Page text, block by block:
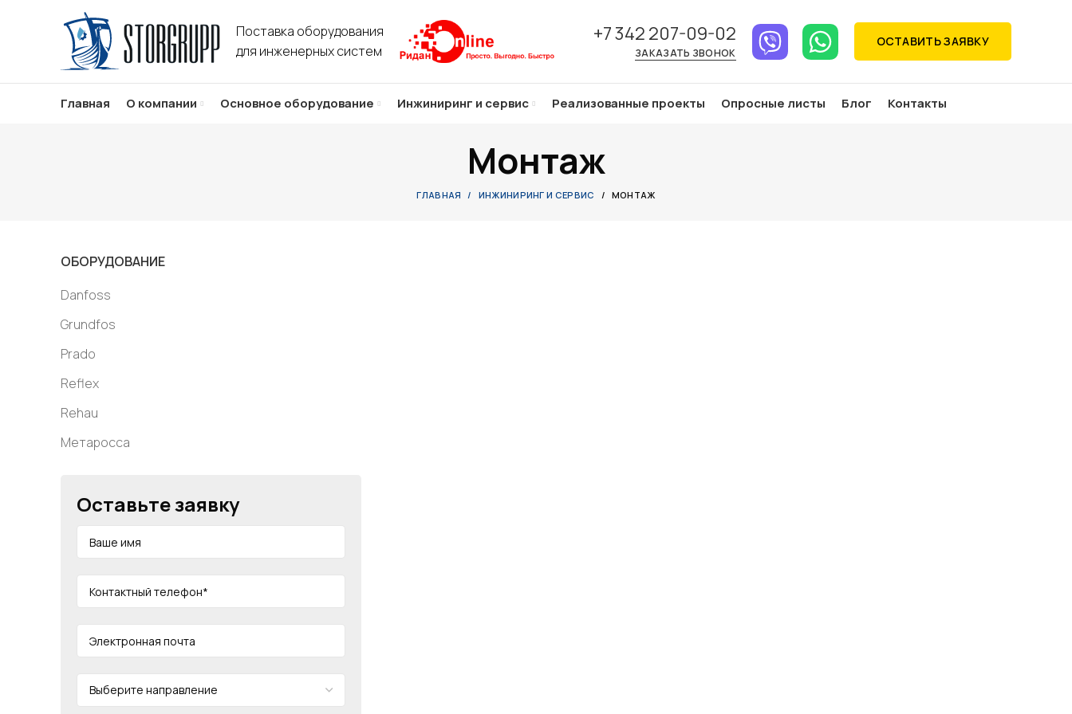
Поставка оборудования
для инженерных систем
+7 342 207-09-02
ЗАКАЗАТЬ ЗВОНОК
ОСТАВИТЬ ЗАЯВКУ
Главная О компании Основное оборудование Инжиниринг и сервис Реализованные проекты Опросные листы Блог Контакты
Монтаж
ГЛАВНАЯ ИНЖИНИРИНГ И СЕРВИС МОНТАЖ
ОБОРУДОВАНИЕ
Danfoss
Grundfos
Prado
Reflex
Rehau
Метаросса
Оставьте заявку